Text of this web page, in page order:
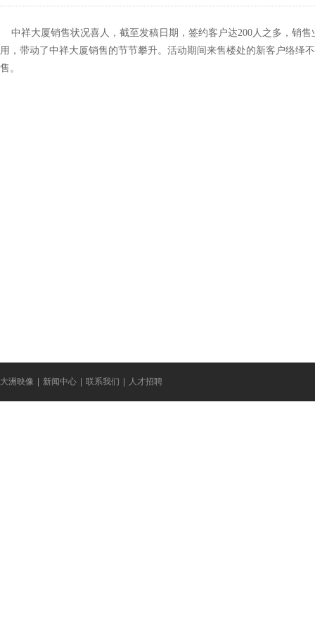
中祥大厦销售状况喜人，截至发稿日期，签约客户达200人之多，销
用，带动了中祥大厦销售的节节攀升。活动期间来售楼处的新客户络绎
售。
大洲映像 新闻中心 联系我们 人才招聘